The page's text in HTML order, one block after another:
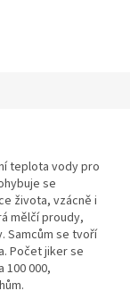
teplota vody pro
se
života, vzácně i
mělčí proudy,
Samcům se tvoří
Počet jiker se
100 000,